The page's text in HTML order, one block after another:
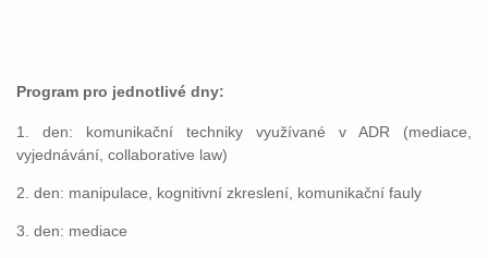
Program pro jednotlivé dny:
1. den: komunikační techniky využívané v ADR (mediace,
vyjednávání, collaborative law)
2. den: manipulace, kognitivní zkreslení, komunikační fauly
3. den: mediace